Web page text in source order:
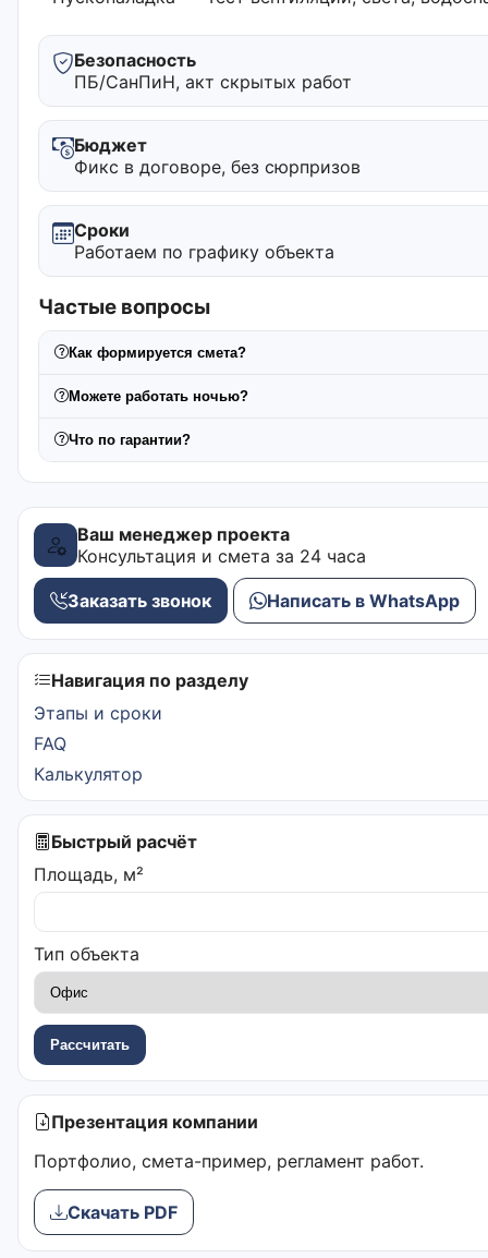
Безопасность
ПБ/СанПиН, акт скрытых работ
Бюджет
Фикс в договоре, без сюрпризов
Сроки
Работаем по графику объекта
Частые вопросы
Как формируется смета?
Можете работать ночью?
Что по гарантии?
Ваш менеджер проекта
Консультация и смета за 24 часа
Заказать звонок Написать в WhatsApp
Навигация по разделу
Этапы и сроки
FAQ
Калькулятор
Быстрый расчёт
Площадь, м²
Тип объекта
Рассчитать
Презентация компании
Портфолио, смета-пример, регламент работ.
Скачать PDF